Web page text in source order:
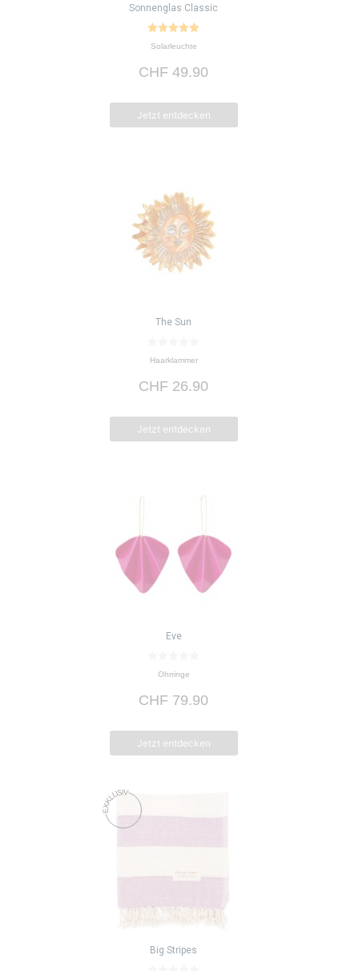
Sonnenglas Classic
4.95
von 5
Solarleuchte
CHF 49.90
Jetzt entdecken
The Sun
0
v
n
5
Haarklammer
CHF 26.90
Jetzt entdecken
Eve
n
5
Ohrringe
CHF 79.90
Jetzt entdecken
Big Stripes